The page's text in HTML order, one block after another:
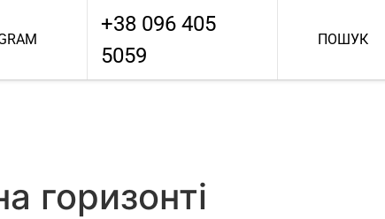
+38 096 405
5059
горизонті